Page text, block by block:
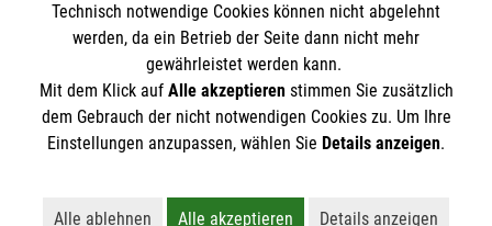
Bank: Pax-Bank für Kirche und Caritas eG
IBAN: DE41 3706 0193 3070 4330 19
BIC: GENODED1PAX
So finden Sie uns
Im Eisengraben 25
66287 Quierschied
Der Malteser Hilfsdienst e.V. ist als eingetragene
Gewerbesteuer befreit.
Technisch notwendige Cookies können nicht abgelehnt
werden, da ein Betrieb der Seite dann nicht mehr
gewährleistet werden kann.
Mit dem Klick auf Alle akzeptierenstimmen Sie zusätzlich
dem Gebrauch der nicht notwendigen Cookies zu. Um Ihre
Einstellungen anzupassen, wählen Sie Details anzeigen.
Alle ablehnen Alle akzeptieren Details anzeigen